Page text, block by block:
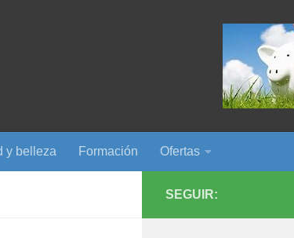
y belleza Formación Ofertas
SEGUIR: